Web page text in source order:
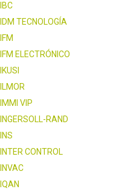
IBC
IDM TECNOLOGÍA
IFM
IFM ELECTRÓNICO
IKUSI
ILMOR
IMMI VIP
INGERSOLL-RAND
INS
INTER CONTROL
INVAC
IQAN